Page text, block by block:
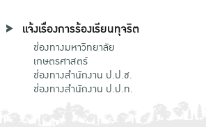
แจ้งเรื่องการร้องเรียนทุจริต
ช่องทางมหาวิทยาลัย
เกษตรศาสตร์
ช่องทางสำนักงาน ป.ป.ช.
ช่องทางสำนักงาน ป.ป.ท.